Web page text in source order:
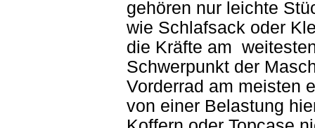
gehören nur leichte
wie Schlafsack oder
die Kräfte am
Schwerpunkt der
Vorderrad am meisten
von einer Belastung